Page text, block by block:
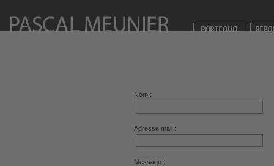
Nom :
Adresse mail :
Message :